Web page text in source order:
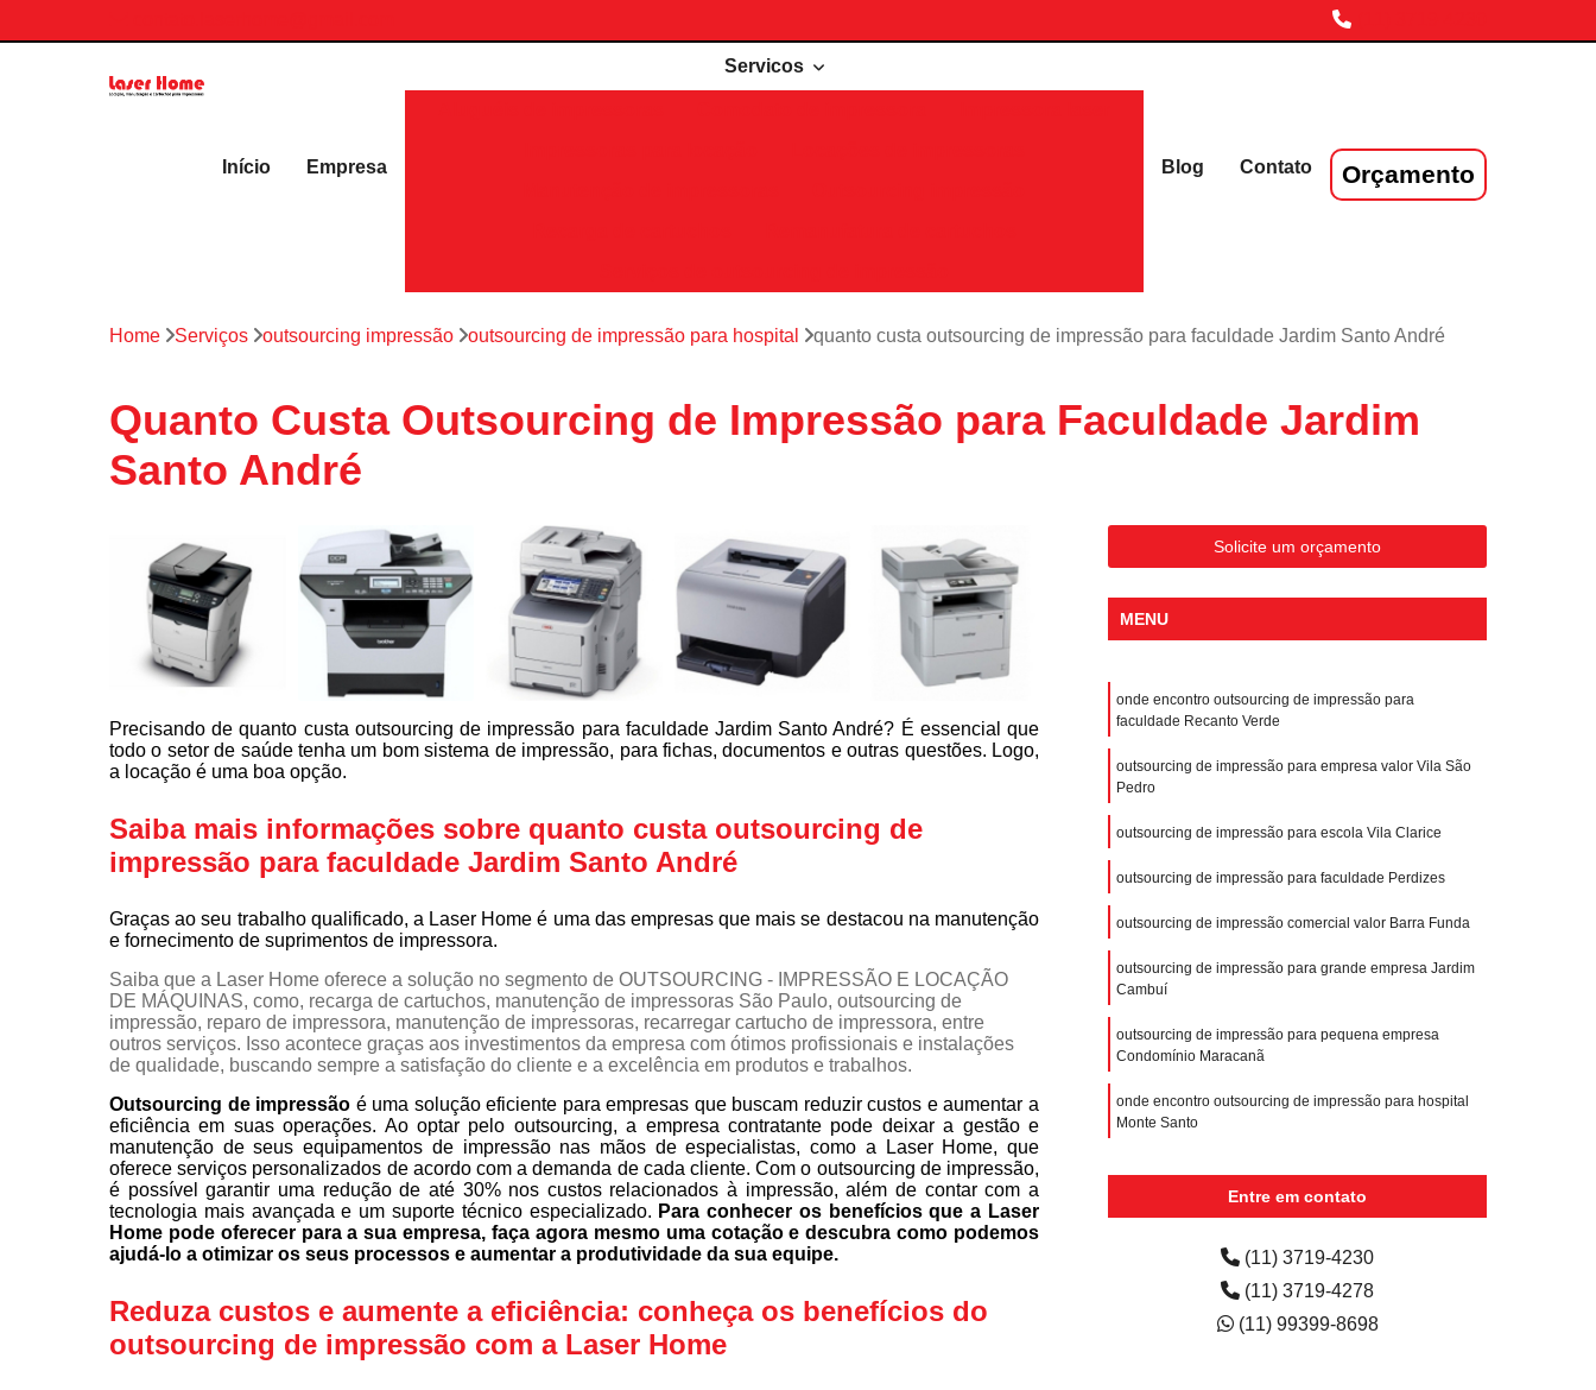
Início Empresa
Servicos
Blog Contato Orçamento
Home Serviços outsourcing impressão outsourcing de impressão para hospital quanto custa outsourcing de impressão para faculdade Jardim Santo André
Quanto Custa Outsourcing de Impressão para Faculdade Jardim
Santo André
Precisando de quanto custa outsourcing de impressão para faculdade Jardim Santo André? É essencial que
todo o setor de saúde tenha um bom sistema de impressão, para fichas, documentos e outras questões. Logo,
a locação é uma boa opção.
Saiba mais informações sobre quanto custa outsourcing de
impressão para faculdade Jardim Santo André
Graças ao seu trabalho qualificado, a Laser Home é uma das empresas que mais se destacou na manutenção
e fornecimento de suprimentos de impressora.
Saiba que a Laser Home oferece a solução no segmento de OUTSOURCING - IMPRESSÃO E LOCAÇÃO
DE MÁQUINAS, como, recarga de cartuchos, manutenção de impressoras São Paulo, outsourcing de
impressão, reparo de impressora, manutenção de impressoras, recarregar cartucho de impressora, entre
outros serviços. Isso acontece graças aos investimentos da empresa com ótimos profissionais e instalações
de qualidade, buscando sempre a satisfação do cliente e a excelência em produtos e trabalhos.
Outsourcing de impressão é uma solução eficiente para empresas que buscam reduzir custos e aumentar a
eficiência em suas operações. Ao optar pelo outsourcing, a empresa contratante pode deixar a gestão e
manutenção de seus equipamentos de impressão nas mãos de especialistas, como a Laser Home, que
oferece serviços personalizados de acordo com a demanda de cada cliente. Com o outsourcing de impressão,
é possível garantir uma redução de até 30% nos custos relacionados à impressão, além de contar com a
tecnologia mais avançada e um suporte técnico especializado. Para conhecer os benefícios que a Laser
Home pode oferecer para a sua empresa, faça agora mesmo uma cotação e descubra como podemos
ajudá-lo a otimizar os seus processos e aumentar a produtividade da sua equipe.
Reduza custos e aumente a eficiência: conheça os benefícios do
outsourcing de impressão com a Laser Home
Solicite um orçamento
MENU
onde encontro outsourcing de impressão para
faculdade Recanto Verde
outsourcing de impressão para empresa valor Vila São
Pedro
outsourcing de impressão para escola Vila Clarice
outsourcing de impressão para faculdade Perdizes
outsourcing de impressão comercial valor Barra Funda
outsourcing de impressão para grande empresa Jardim
Cambuí
outsourcing de impressão para pequena empresa
Condomínio Maracanã
onde encontro outsourcing de impressão para hospital
Monte Santo
Entre em contato
(11) 3719-4230
(11) 3719-4278
(11) 99399-8698